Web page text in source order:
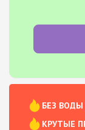
БЕЗ ВОДЫ
КРУТЫЕ